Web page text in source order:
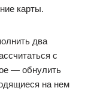
карты.
два
с
— обнулить
на нем